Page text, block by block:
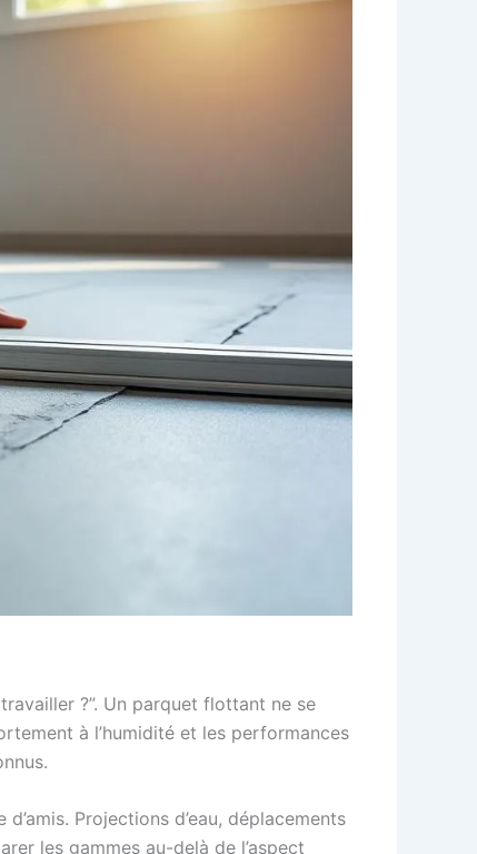
?”. Un parquet flottant ne se
à l’humidité et les performances
Projections d’eau, déplacements
les gammes au-delà de l’aspect